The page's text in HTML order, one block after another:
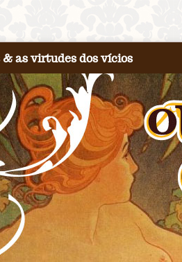
as virtudes dos vícios